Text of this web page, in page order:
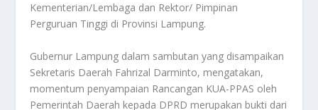
Kementerian/Lembaga dan Rektor/ Pimpinan
Perguruan Tinggi di Provinsi Lampung.
Gubernur Lampung dalam sambutan yang disampaikan
Sekretaris Daerah Fahrizal Darminto, mengatakan,
momentum penyampaian Rancangan KUA-PPAS oleh
Pemerintah Daerah kepada DPRD merupakan bukti dari